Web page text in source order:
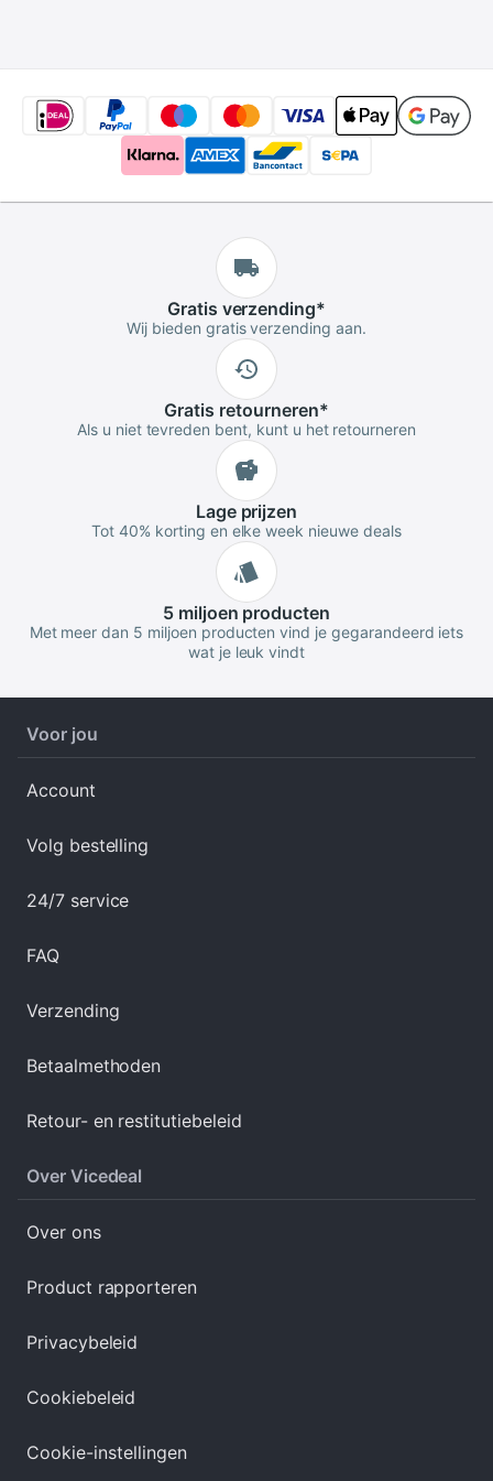
Gratis verzending*
Wij bieden gratis verzending aan.
Gratis retourneren*
Als u niet tevreden bent, kunt u het retourneren
Lageprijzen
Tot 40% korting en elke week nieuwe deals
5 miljoen producten
Met meer dan 5 miljoen producten vind je gegarandeerd iets
wat je leuk vindt
Voor jou
Account
Volg bestelling
24/7 service
FAQ
Verzending
Betaalmethoden
Retour- en restitutiebeleid
Over Vicedeal
Over ons
Product rapporteren
Privacybeleid
Cookiebeleid
Cookie-instellingen